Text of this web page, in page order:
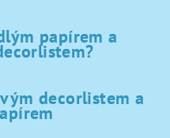
papírem a
decorlistem a